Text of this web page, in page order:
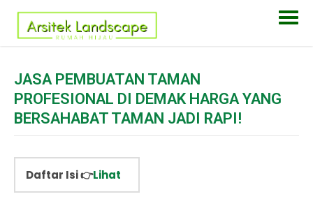
JASA PEMBUATAN TAMAN
PROFESIONAL DI DEMAK HARGA YANG
BERSAHABAT TAMAN JADI RAPI!
Daftar Isi 👉Lihat